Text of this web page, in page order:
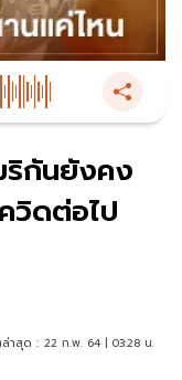
ริกันยังคง
วิดต่อไป
าสุด : 22 ก.พ. 64 | 03:28 น.